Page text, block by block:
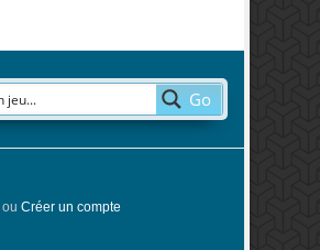
Go
ou Créer un compte